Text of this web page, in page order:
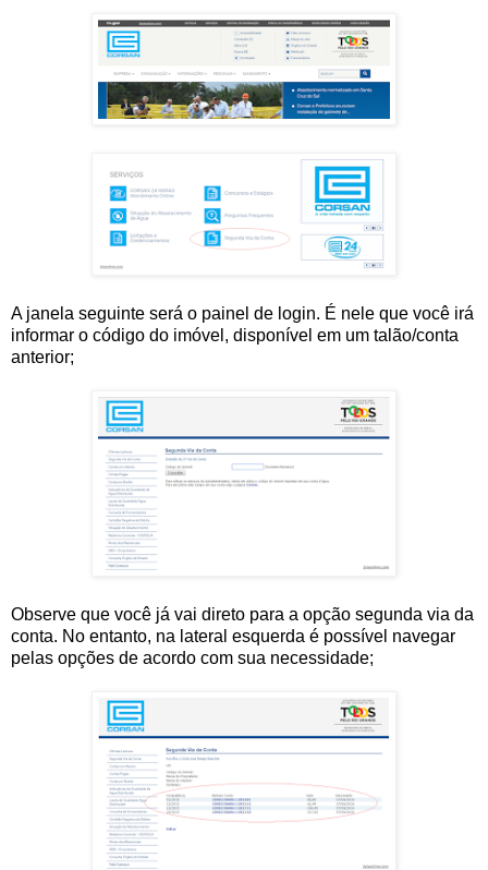
A janela seguinte será o painel de login. É nele que você irá
informar o código do imóvel, disponível em um talão/conta
anterior;
Observe que você já vai direto para a opção segunda via da
conta. No entanto, na lateral esquerda é possível navegar
pelas opções de acordo com sua necessidade;